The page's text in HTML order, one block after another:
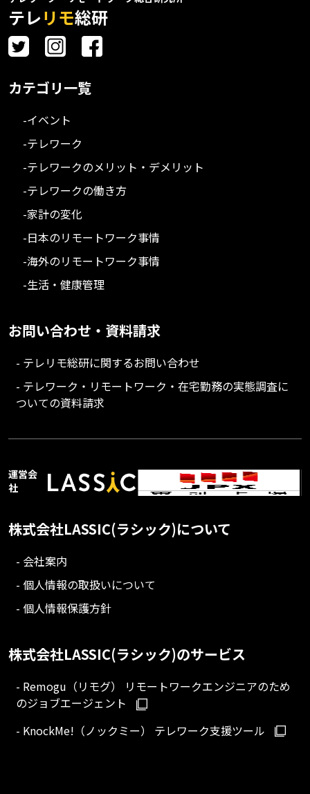
テレリモ総研
カテゴリ一覧
-イベント
-テレワーク
-テレワークのメリット・デメリット
-テレワークの働き方
-家計の変化
-日本のリモートワーク事情
-海外のリモートワーク事情
-生活・健康管理
お問い合わせ・資料請求
- テレリモ総研に関するお問い合わせ
- テレワーク・リモートワーク・在宅勤務の実態調査に
ついての資料請求
運営会
社
株式会社LASSIC(ラシック)について
- 会社案内
- 個人情報の取扱いについて
- 個人情報保護方針
株式会社LASSIC(ラシック)のサービス
- Remogu（リモグ） リモートワークエンジニアのため
のジョブエージェント
- KnockMe!（ノックミー） テレワーク支援ツール